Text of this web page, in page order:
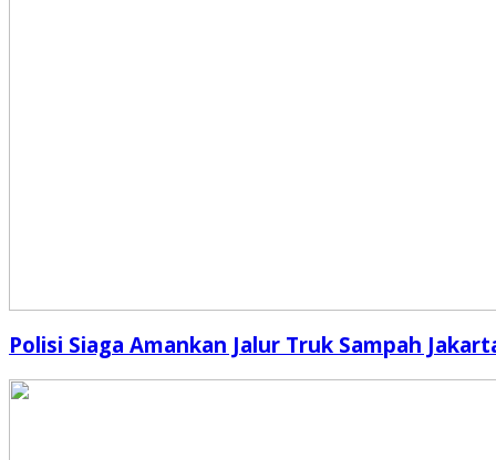
Polisi Siaga Amankan Jalur Truk Sampah